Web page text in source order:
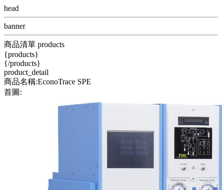
head
banner
商品清單 products
{products}
{/products}
product_detail
商品名稱:EconoTrace SPE
首圖: